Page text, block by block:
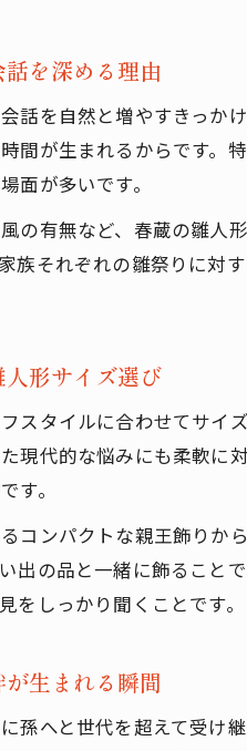
春蔵の雛人
使いやすさで選
片付けや収
春蔵の雛人
受け渡し迷いも
春蔵の雛
家族の伝統
春蔵の雛人
失敗しない
春蔵の雛人形が
春蔵の雛人
日常空間に
を深める理由
話を自然と増やすきっか
間が生まれるからです。
面が多いです。
の有無など、春蔵の雛人
族それぞれの雛祭りに対
形サイズ選び
スタイルに合わせてサイ
現代的な悩みにも柔軟に
す。
コンパクトな親王飾りか
出の品と一緒に飾ること
をしっかり聞くことです。
生まれる瞬間
孫へと世代を超えて受け